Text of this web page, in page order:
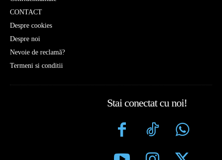
CONTACT
Despre cookies
Despre noi
Nevoie de reclamă?
Termeni si conditii
Stai conectat cu noi!